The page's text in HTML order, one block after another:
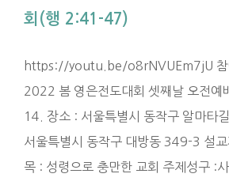
회(행 2:41-47)
https://youtu.be/o8rNVUEm7jU 참
2022 봄 영은전도대회 셋째날 오전예
14. 장소 : 서울특별시 동작구 알마타
서울특별시 동작구 대방동 349-3 설교
목 : 성령으로 충만한 교회 주제성구 :